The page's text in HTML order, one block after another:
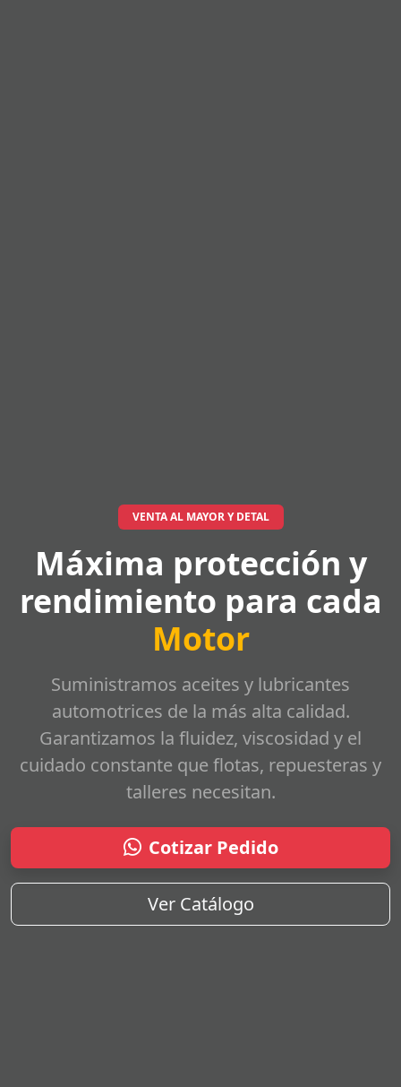
VENTA AL MAYOR Y DETAL
Máxima protección y
rendimiento para cada
Motor
Suministramos aceites y lubricantes
automotrices de la más alta calidad.
Garantizamos la fluidez, viscosidad y el
cuidado constante que flotas, repuesteras y
talleres necesitan.
Cotizar Pedido
Ver Catálogo